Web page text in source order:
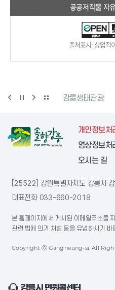
공공저작물 자
출처표시+상업적
동물사랑센터 강릉생태관광
개인정보처
영상정보처
오시는 길
[25522] 강원특별자치도 강릉시
대표전화 033-660-2018
본 홈페이지에서 게시된 이메일주소를
관련 법에 의거 처벌 등을 유념하시기 바
Copyright ⓒ Gangneung-si. All